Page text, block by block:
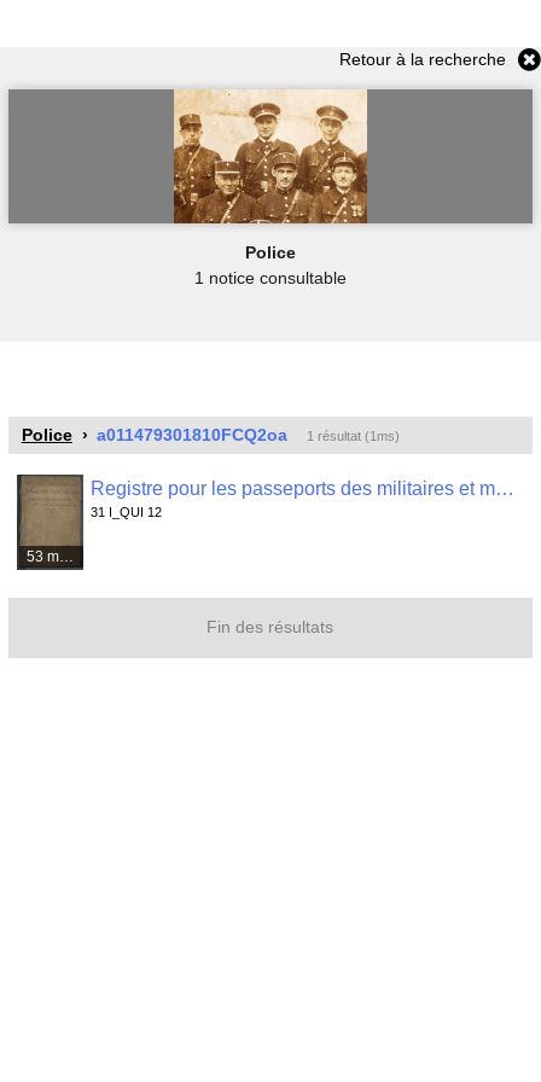
Retour à la recherche
Police
1 notice consultable
Police a011479301810FCQ2oa 1 résultat (1ms)
Registre pour les passeports des militaires et marins passants , 31 I_QUI 12
31 I_QUI 12
Fin des résultats